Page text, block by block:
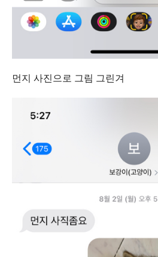
먼지 사진으로 그림 그린겨